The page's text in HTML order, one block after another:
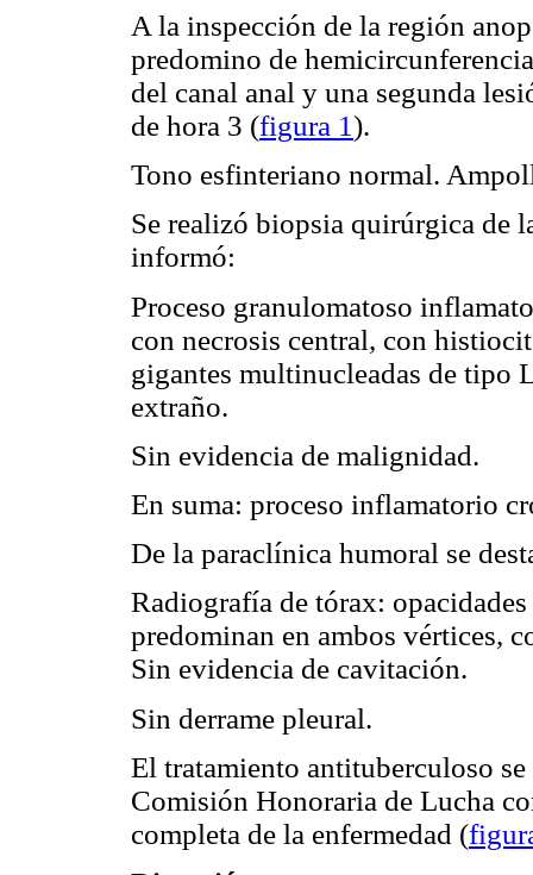
A la inspección de la región
predomino de
del canal anal y una segunda
de hora 3 (figura 1).
Tono esfinteriano normal.
Se realizó biopsia quirúrgica de
informó:
Proceso granulomatoso
con necrosis central, con
gigantes multinucleadas de tipo
extraño.
Sin evidencia de malignidad.
En suma: proceso inflamatorio
De la paraclínica humoral se
Radiografía de tórax:
predominan en ambos vértices,
Sin evidencia de cavitación.
Sin derrame pleural.
El tratamiento antituberculoso
Comisión Honoraria de Lucha
completa de la enfermedad (